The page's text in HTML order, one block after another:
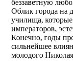
беззаветную
Облик города на
училища,
императоров,
Конечно, годы
сильнейшее
молодого